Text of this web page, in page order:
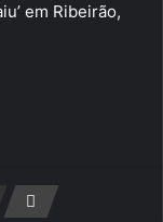
em Ribeirão,